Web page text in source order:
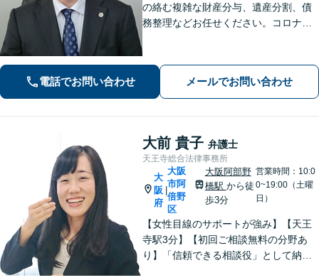
の絡む複雑な財産分与、遺産分割、債
務整理などお任せください。コロナ禍
添い、皆さまが安心して暮らせるよ
う、全力でお守りします。
電話でお問い合わせ メールでお問い合わせ
大前 貴子 弁護士
天王寺総合法律事務所
大
阪
府
大阪
市阿
倍野
区
大阪阿部野
橋駅 から徒
歩3分
営業時間：10:0
0~19:00（土曜
日）
【女性目線のサポートが強み】【天王
寺駅3分】【初回ご相談無料の分野あ
り】「信頼できる相談役」として納得